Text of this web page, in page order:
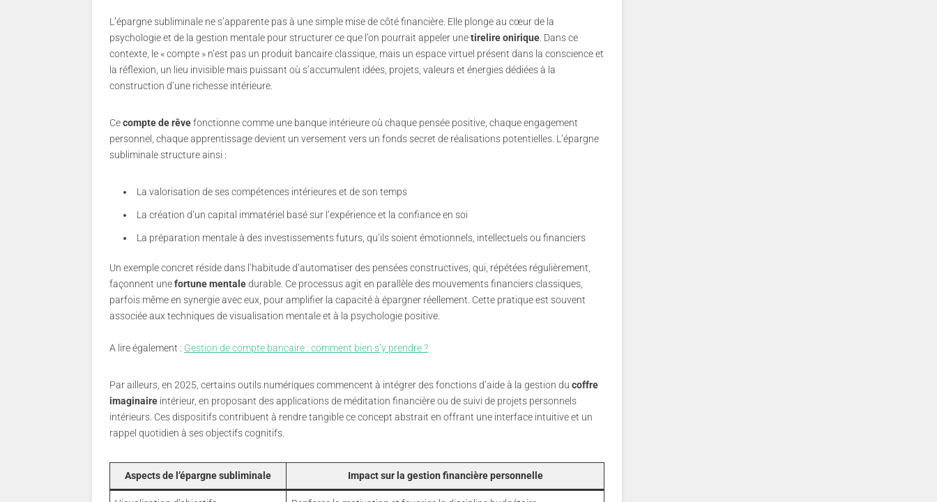
L’épargne subliminale ne s’apparente pas à une simple mise de côté financière. Elle plonge au cœur de la
psychologie et de la gestion mentale pour structurer ce que l’on pourrait appeler unetirelire onirique . Dans ce
contexte, le « compte » n’est pas un produit bancaire classique, mais un espace virtuel présent dans la conscience et
la réflexion, un lieu invisible mais puissant où s’accumulent idées, projets, valeurs et énergies dédiées à la
construction d’une richesse intérieure.
Cecompte de rêvefonctionne comme une banque intérieure où chaque pensée positive, chaque engagement
personnel, chaque apprentissage devient un versement vers un fonds secret de réalisations potentielles. L’épargne
subliminale structure ainsi :
La valorisation de ses compétences intérieures et de son temps
La création d’un capital immatériel basé sur l’expérience et la confiance en soi
La préparation mentale à des investissements futurs, qu’ils soient émotionnels, intellectuels ou financiers
Un exemple concret réside dans l’habitude d’automatiser des pensées constructives, qui, répétées régulièrement,
façonnent unefortune mentaledurable. Ce processus agit en parallèle des mouvements financiers classiques,
parfois même en synergie avec eux, pour amplifier la capacité à épargner réellement. Cette pratique est souvent
associée aux techniques de visualisation mentale et à la psychologie positive.
A lire également : Gestion de compte bancaire : comment bien s’y prendre ?
Par ailleurs, en 2025, certains outils numériques commencent à intégrer des fonctions d’aide à la gestion du coffre
imaginaire intérieur, en proposant des applications de méditation financière ou de suivi de projets personnels
intérieurs. Ces dispositifs contribuent à rendre tangible ce concept abstrait en offrant une interface intuitive et un
rappel quotidien à ses objectifs cognitifs.
Aspects de l’épargne subliminale Impact sur la gestion financière personnelle